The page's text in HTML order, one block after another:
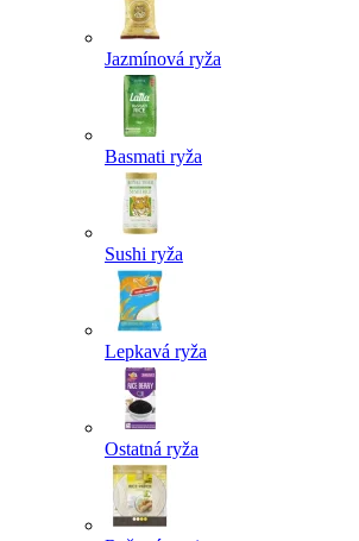
Jazmínová ryža
Basmati ryža
Sushi ryža
Lepkavá ryža
Ostatná ryža